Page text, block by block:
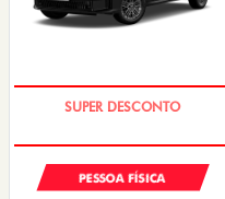
PESSOA FÍSICA